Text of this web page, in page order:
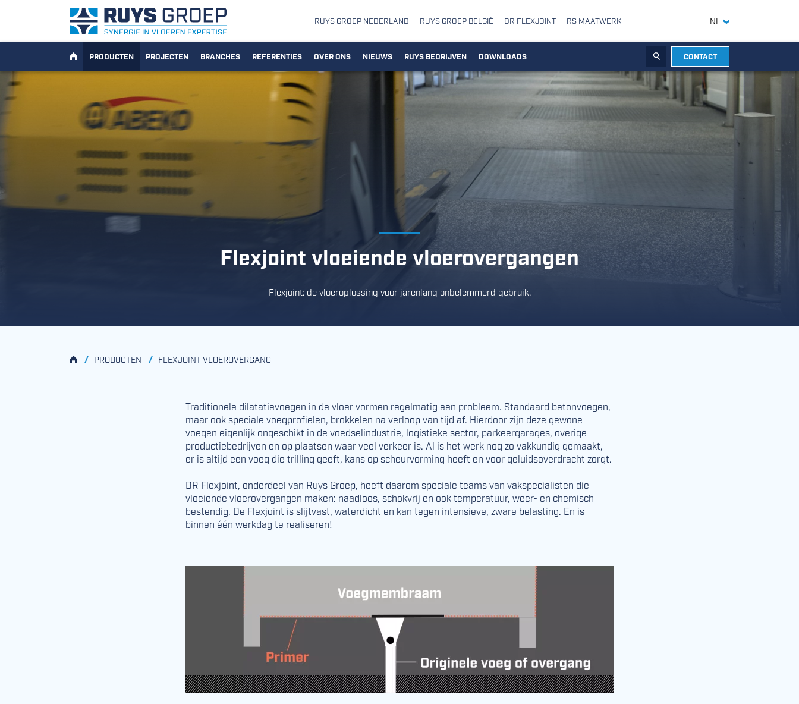
Ruys Groep
RUYS GROEP NEDERLAND RUYS GROEP BELGIË DR FLEXJOINT RS MAATWERK NL
HOMEPRODUCTEN(HUIDIG)
PROJECTEN BRANCHES REFERENTIES OVER ONS NIEUWS RUYS BEDRIJVEN DOWNLOADS ZOEKENCONTACT
Flexjoint vloeiende vloerovergangen
Flexjoint: de vloeroplossing voor jarenlang onbelemmerd gebruik.
HOMEPRODUCTEN
/ FLEXJOINT VLOEROVERGANG
/
Traditionele dilatatievoegen in de vloer vormen regelmatig een probleem. Standaard betonvoegen,
maar ook speciale voegprofielen, brokkelen na verloop van tijd af. Hierdoor zijn deze gewone
voegen eigenlijk ongeschikt in de voedselindustrie, logistieke sector, par­keergarages, overige
productiebedrijven en op plaatsen waar veel verkeer is. Al is het werk nog zo vakkundig gemaakt,
er is altijd een voeg die trilling geeft, kans op scheurvorming heeft en voor geluidsoverdracht zorgt.
DR Flexjoint, onderdeel van Ruys Groep, heeft daarom speciale teams van vakspecialisten die
vloeiende vloer­overgangen maken: naadloos, schokvrij en ook temperatuur­, weer­- en chemisch
bestendig. De Flexjoint is slijtvast, waterdicht en kan tegen intensieve, zware belasting. En is
binnen één werkdag te realiseren!